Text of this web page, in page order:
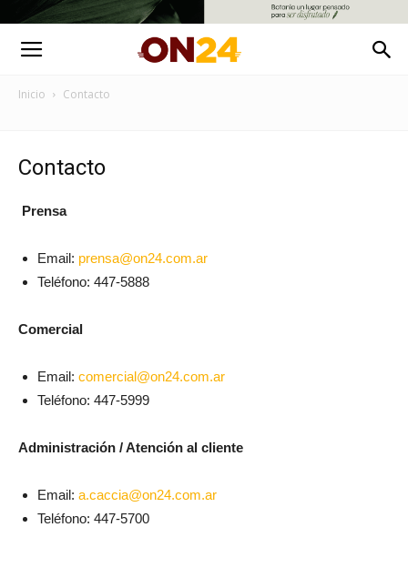
Inicio Contacto
Contacto
Prensa
Email: prensa@on24.com.ar
Teléfono: 447-5888
Comercial
Email: comercial@on24.com.ar
Teléfono: 447-5999
Administración / Atención al cliente
Email: a.caccia@on24.com.ar
Teléfono: 447-5700